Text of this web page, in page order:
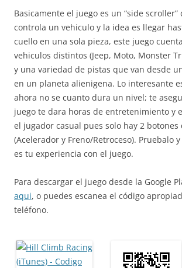
Basicamente el juego es un “side
controla un vehiculo y la idea es llegar
cuello en una sola pieza, este juego
vehiculos distintos (Jeep, Moto, Monster
y una variedad de pistas que van desde
en un planeta alienigena. Lo interesante
ahora no se cuanto dura un nivel; te
juego te dara horas de entretenimiento y
el jugador casual pues solo hay 2
(Acelerador y Freno/Retroceso). Pruebalo
es tu experiencia con el juego.
Para descargar el juego desde la Google
aqui, o puedes escanea el código
teléfono.